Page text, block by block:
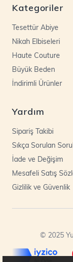
Kategoriler
Tesettür Abiye
Nikah Elbiseleri
Haute Couture
Büyük Beden
İndirimli Ürünler
Yardım
Sipariş Takibi
Sıkça Sorulan
İade ve Değişim
Mesafeli Satış
Gizlilik ve Güvenlik
© 2025